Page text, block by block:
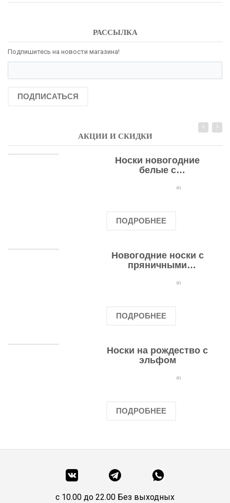
РАССЫЛКА
Подпишитесь на новости магазина!
ПОДПИСАТЬСЯ
АКЦИИ И СКИДКИ
Носки новогодние
белые с
оленями(0)
ПОДРОБНЕЕ
Новогодние носки с
пряничными
(0)
ПОДРОБНЕЕ
Носки на рождество с
эльфом
(0)
ПОДРОБНЕЕ
c 10.00 до 22.00 Без выходных